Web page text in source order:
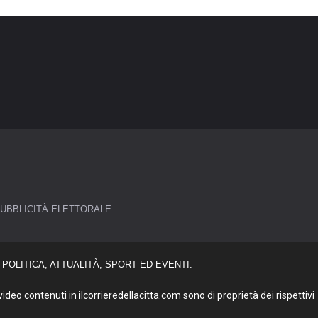
ELETTORALE
ATTUALITÀ, SPORT ED EVENTI.
contenuti in ilcorrieredellacitta.com sono di proprietà dei rispettivi